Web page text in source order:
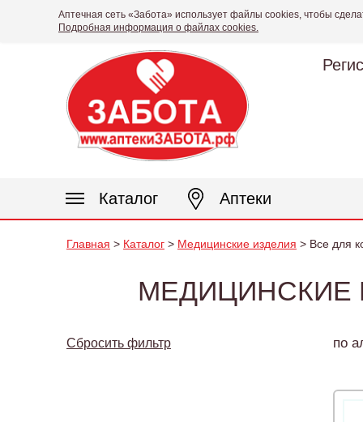
Аптечная сеть «Забота» использует файлы cookies, чтобы
Подробная информация о файлах cookies.
Каталог Аптеки
Главная > Каталог > Медицинские изделия > Все для
МЕДИЦИНСКИЕ
Сбросить фильтр по